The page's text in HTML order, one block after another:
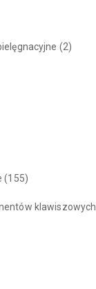
(2)
(155)
klawiszowych